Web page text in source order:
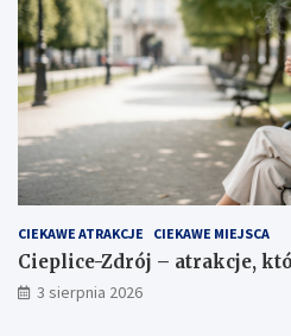
CIEKAWE ATRAKCJE CIEKAWE MIEJSCA
Cieplice-Zdrój – atrakcje,
3 sierpnia 2026